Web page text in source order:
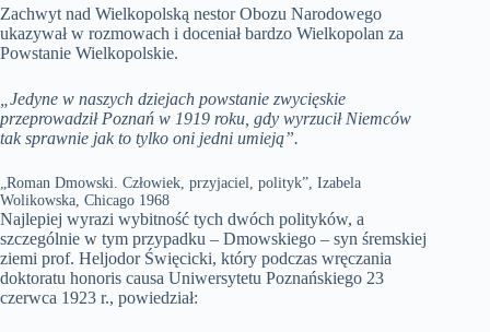
Zachwyt nad Wielkopolską nestor Obozu Narodowego
ukazywał w rozmowach i doceniał bardzo Wielkopolan za
Powstanie Wielkopolskie.
„Jedyne w naszych dziejach powstanie zwycięskie
przeprowadził Poznań w 1919 roku, gdy wyrzucił Niemców
tak sprawnie jak to tylko oni jedni umieją”.
„Roman Dmowski. Człowiek, przyjaciel, polityk”, Izabela
Wolikowska, Chicago 1968
Najlepiej wyrazi wybitność tych dwóch polityków, a
szczególnie w tym przypadku – Dmowskiego – syn śremskiej
ziemi prof. Heljodor Święcicki, który podczas wręczania
doktoratu honoris causa Uniwersytetu Poznańskiego 23
czerwca 1923 r., powiedział: